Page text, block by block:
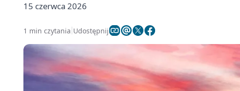
15 czerwca 2026
1 min czytania Udostępnij